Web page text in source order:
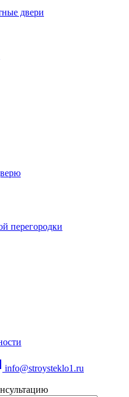
двери
перегородки
info@stroysteklo1.ru